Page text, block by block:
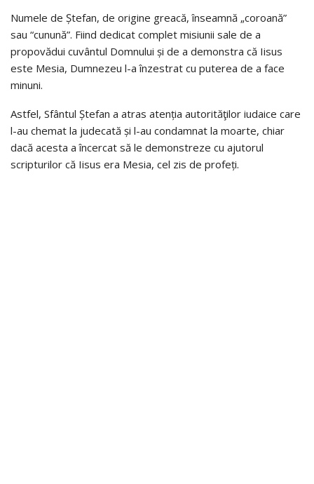
Numele de Ștefan, de origine greacă, înseamnă „coroană”
sau “cunună”. Fiind dedicat complet misiunii sale de a
propovădui cuvântul Domnului și de a demonstra că Iisus
este Mesia, Dumnezeu l-a înzestrat cu puterea de a face
minuni.
Astfel, Sfântul Ștefan a atras atenția autorităţilor iudaice care
l-au chemat la judecată și l-au condamnat la moarte, chiar
dacă acesta a încercat să le demonstreze cu ajutorul
scripturilor că Iisus era Mesia, cel zis de profeți.